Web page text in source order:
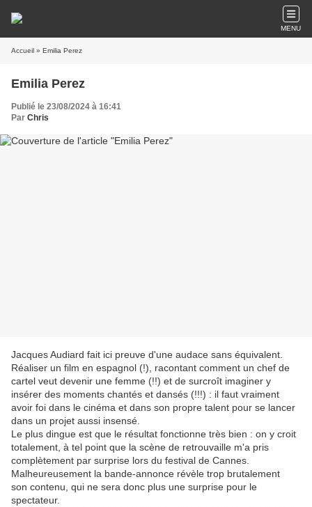
MENU
Accueil » Emilia Perez
Emilia Perez
Publié le 23/08/2024 à 16:41
Par Chris
Jacques Audiard fait ici preuve d'une audace sans équivalent.
Réaliser un film en espagnol (!), racontant comment un chef de
cartel veut devenir une femme (!!) et de surcroît imaginer y
insérer des moments chantés et dansés (!!!) : il faut vraiment
avoir foi dans le cinéma et dans son propre talent pour se lancer
dans un projet aussi insensé.
Le plus dingue est que le résultat fonctionne très bien : on y croit
totalement, à tel point que la scène de retrouvaille m'a pris
complètement par surprise lors du festival de Cannes.
Malheureusement la bande-annonce révèle trop brutalement
son contenu, qui ne sera donc plus une surprise pour le
spectateur.